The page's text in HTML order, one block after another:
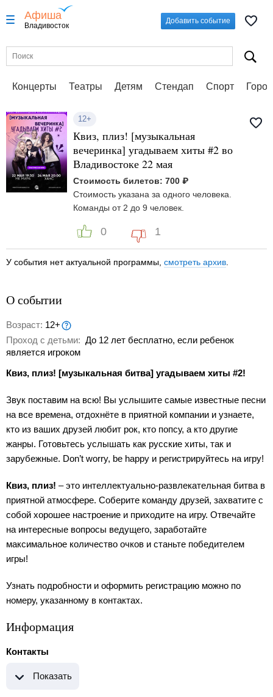
Афиша
Владивосток
Добавить событие
Концерты Театры Детям Стендап Спорт
12+
Квиз, плиз! [музыкальная
вечеринка] угадываем хиты #2 во
Владивостоке 22 мая
Стоимость билетов: 700 ₽
Стоимость указана за одного человека.
Команды от 2 до 9 человек.
0 1
У события нет актуальной программы, смотреть архив
О событии
Возраст: 12+
Проход с детьми: До 12 лет бесплатно, если ребенок
является игроком
Квиз, плиз! [музыкальная битва] угадываем хиты #2!
Звук поставим на всю! Вы услышите самые известные песни
на все времена, отдохнёте в приятной компании и узнаете,
кто из ваших друзей любит рок, кто попсу, а кто другие
жанры. Готовьтесь услышать как русские хиты, так и
зарубежные. Don’t worry, be happy и регистрируйтесь на игру!
Квиз, плиз! – это интеллектуально-развлекательная битва в
приятной атмосфере. Соберите команду друзей, захватите с
собой хорошее настроение и приходите на игру. Отвечайте
на интересные вопросы ведущего, заработайте
максимальное количество очков и станьте победителем
игры!
Узнать подробности и оформить регистрацию можно по
номеру, указанному в контактах.
Информация
Контакты
Показать